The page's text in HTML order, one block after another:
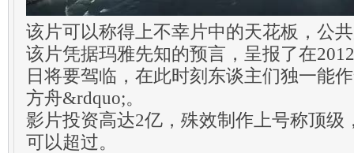
该片可以称得上不幸片中的天花板，公
该片凭据玛雅先知的预言，呈报了在
日将要驾临，在此时刻东谈主们独一能
方舟&rdquo;。
影片投资高达2亿，殊效制作上号称顶级
可以超过。